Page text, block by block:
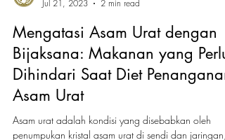
Spencer's Indonesia
Jul 21, 2023
2 min read
Mengatasi Asam Urat dengan
Dihindari Saat Diet Penanganan